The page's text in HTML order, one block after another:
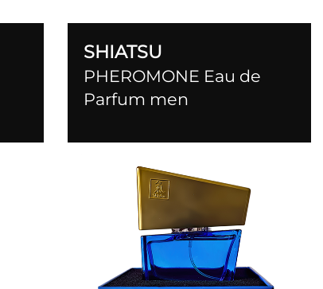
SHIATSU
PHEROMONE Eau de
Parfum men